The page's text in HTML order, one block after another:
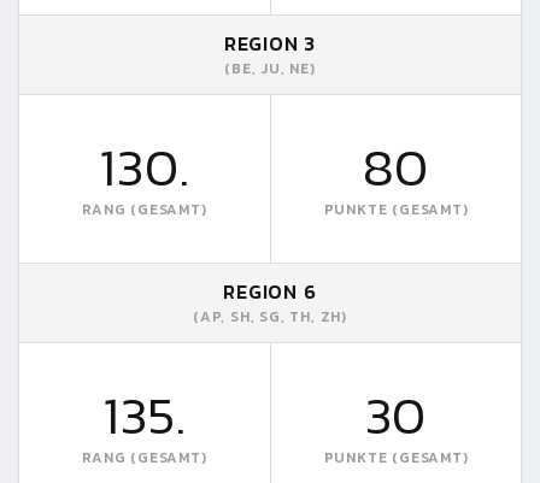
REGION 3
(BE, JU, NE)
130.
RANG (GESAMT)
80
PUNKTE (GESAMT)
REGION 6
(AP, SH, SG, TH, ZH)
135.
RANG (GESAMT)
30
PUNKTE (GESAMT)